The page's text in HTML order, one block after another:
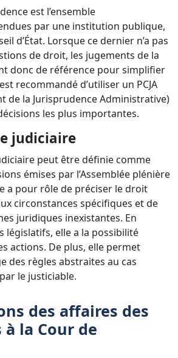
est l’ensemble
par une institution publique,
d’État. Lorsque ce dernier n’a pas
de droit, les jugements de la
donc de référence pour simplifier
recommandé d’utiliser un PCJA
de la Jurisprudence Administrative)
les plus importantes.
judiciaire
peut être définie comme
émises par l’Assemblée plénière
a pour rôle de préciser le droit
circonstances spécifiques et de
juridiques inexistantes. En
législatifs, elle a la possibilité
actions. De plus, elle permet
des règles abstraites au cas
le justiciable.
des affaires des
la Cour de